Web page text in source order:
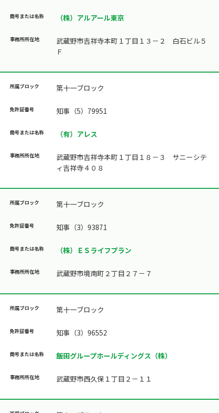
（株）アルアール東京
武蔵野市吉祥寺本町１丁目１３－２ 白石ビル５
Ｆ
第十一ブロック
知事（5）79951
（有）アレス
武蔵野市吉祥寺本町１丁目１８－３ サニーシテ
ィ吉祥寺４０８
第十一ブロック
知事（3）93871
（株）ＥＳライフプラン
武蔵野市境南町２丁目２７－７
第十一ブロック
知事（3）96552
飯田グループホールディングス（株）
武蔵野市西久保１丁目２－１１